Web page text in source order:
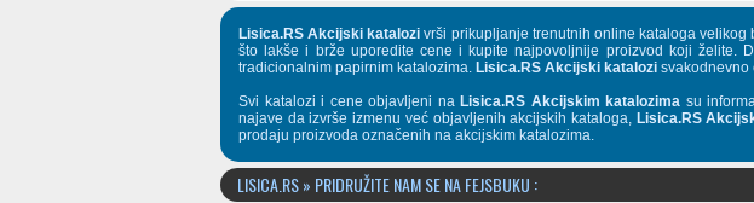
Lisica.RS Akcijski katalozi vrši prikupljanje trenutnih online kataloga velikog
što lakše i brže uporedite cene i kupite najpovoljnije proizvod koji želite.
tradicionalnim papirnim katalozima. Lisica.RS Akcijski katalozi svakodnevno
Svi katalozi i cene objavljeni na Lisica.RS Akcijskim katalozima su
najave da izvrše izmenu već objavljenih akcijskih kataloga, Lisica.RS
prodaju proizvoda označenih na akcijskim katalozima.
LISICA.RS » PRIDRUŽITE NAM SE NA FEJSBUKU :